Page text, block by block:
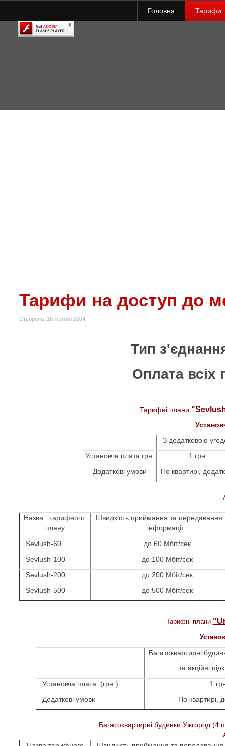
Головна Тарифи
Тарифи на доступ до
Створено: 16 лютого 2004
Тип
Оплата всіх
Тарифні плани
З додатковою
Установча плата грн.
1 грн.
Додаткові умови
По квартирі, д
Назва тарифного
плану
Швидкість приймання та
інформації
Sevlush-60
до 60 Мбіт/сек
Sevlush-100
до 100 Мбіт/сек
Sevlush-200
до 200 Мбіт/сек
Sevlush-500
до 500 Mбіт/сек
Тарифні плани
Багатоквартирні
та акційні
Установча плата (грн.)
1
Додаткові умови
По квартирі, д
Багатоквартирні будинки Ужгород (4